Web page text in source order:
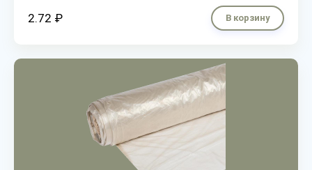
2.72 ₽ В корзину